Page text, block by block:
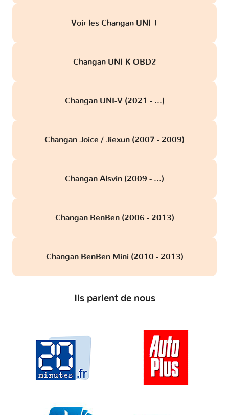
Voir les Changan UNI-T
Changan UNI-K OBD2
Changan UNI-V (2021 - ...)
Changan Joice / Jiexun (2007 - 2009)
Changan Alsvin (2009 - ...)
Changan BenBen (2006 - 2013)
Changan BenBen Mini (2010 - 2013)
Ils parlent de nous